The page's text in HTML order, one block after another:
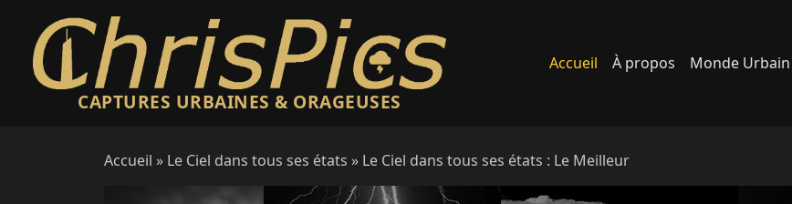
CAPTURES URBAINES & ORAGEUSES
Accueil À propos Monde Urbain
Accueil » Le Ciel dans tous ses états » Le Ciel dans tous ses états : Le Meilleur